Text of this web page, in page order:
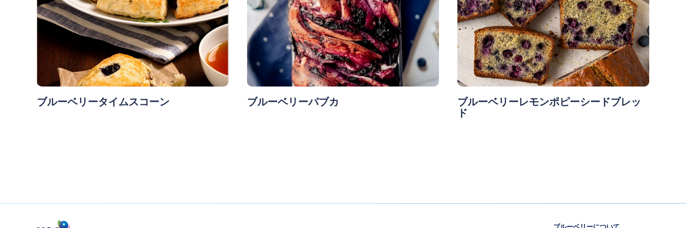
ブルーベリータイムスコーン ブルーベリーバブカ
ブルーベリーレモンポピーシードブレッ
ド